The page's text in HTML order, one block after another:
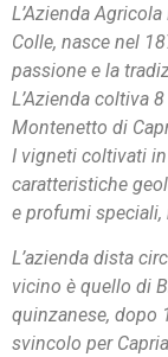
L’Azienda
Colle, nasce nel
passione e la
L’Azienda coltiva
Montenetto di
I vigneti coltivati
caratteristiche
e profumi speciali,
L’azienda dista
vicino è quello di
quinzanese, dopo
svincolo per